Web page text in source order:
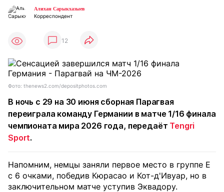
Алихан Сарыкхазыев
Корреспондент
12
Фото: thenews2.com/depositphotos.com
В ночь с 29 на 30 июня сборная Парагвая
переиграла команду Германии в матче 1/16 финала
чемпионата мира 2026 года, передаёт Tengri
Sport.
Напомним, немцы заняли первое место в группе Е
с 6 очками, победив Кюрасао и Кот-д'Ивуар, но в
заключительном матче уступив Эквадору.